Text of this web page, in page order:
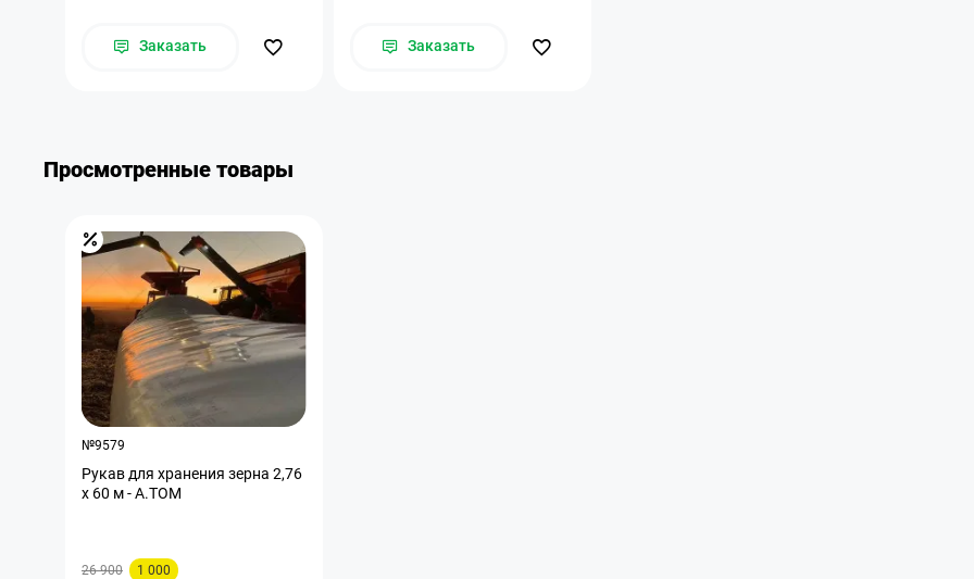
Заказать Заказать
Просмотренные товары
№9579
Рукав для хранения зерна 2,76
х 60 м - A.TOM
26 900 1 000